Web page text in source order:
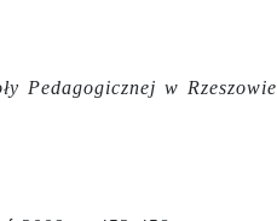
Pedagogicznej w Rzeszowie